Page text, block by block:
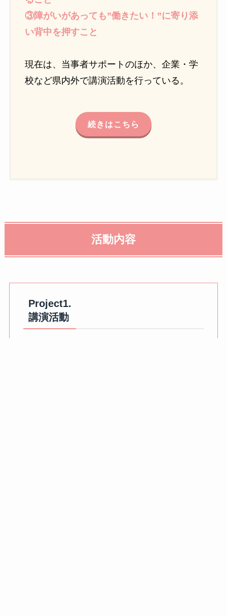
③障がいがあっても”働きたい！”に寄り添
い背中を押すこと
現在は、当事者サポートのほか、企業・学
校など県内外で講演活動を行っている。
続きはこちら
活動内容
Project1.
講演活動